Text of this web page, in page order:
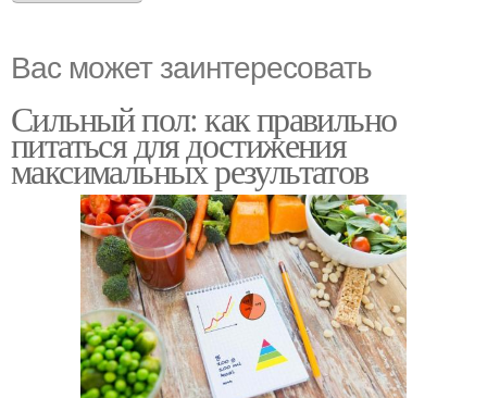
Вас может заинтересовать
Сильный пол: как правильно
питаться для достижения
максимальных результатов